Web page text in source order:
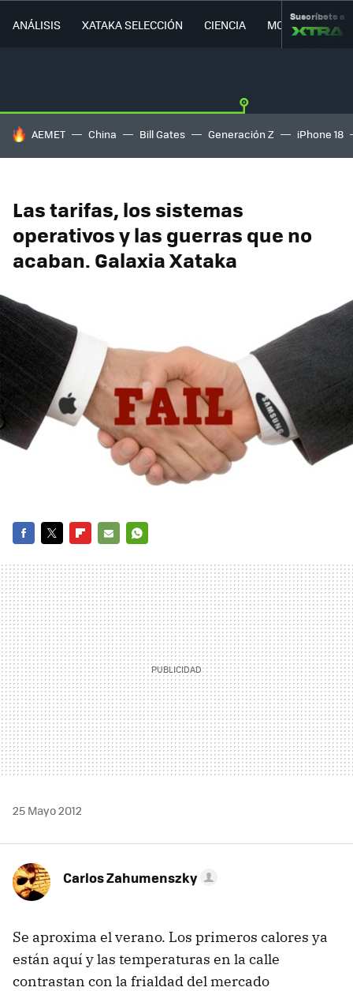
ANÁLISIS XATAKA SELECCIÓN CIENCIA MOVILIDAD
Suscríbete a
HOY SE HABLA DE
AEMET China Bill Gates Generación Z iPhone 18
Las tarifas, los sistemas
operativos y las guerras que no
acaban. Galaxia Xataka
MAIL
25 Mayo 2012
Carlos Zahumenszky
Se aproxima el verano. Los primeros calores ya
están aquí y las temperaturas en la calle
contrastan con la frialdad del mercado